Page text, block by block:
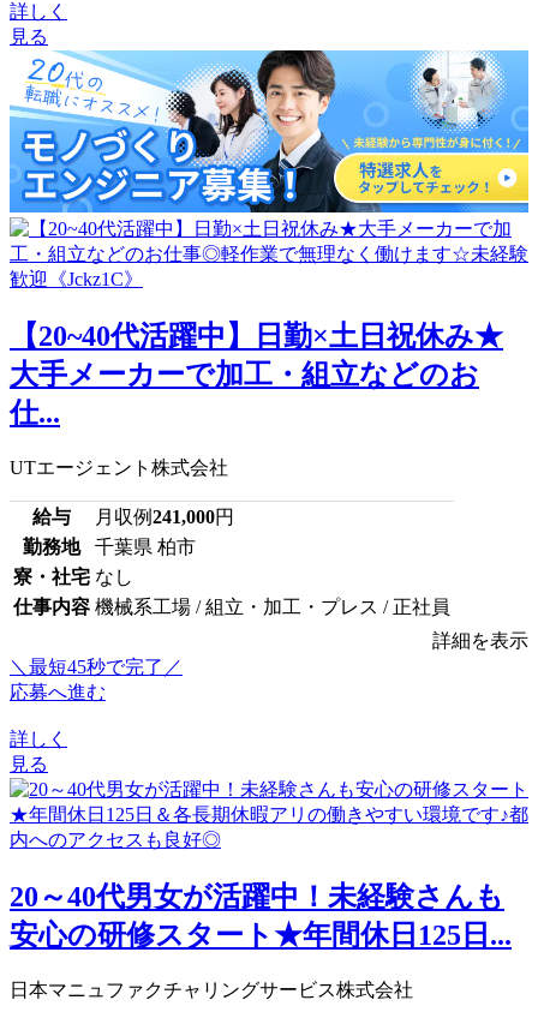
詳しく
見る
【20~40代活躍中】日勤×土日祝休み★
大手メーカーで加工・組立などのお
仕...
UTエージェント株式会社
給与 月収例241,000円
勤務地
千葉県 柏市
寮・社宅 なし
仕事内容 機械系工場 / 組立・加工・プレス / 正社員
詳細を表示
＼最短45秒で完了／
応募へ進む
詳しく
見る
20～40代男女が活躍中！未経験さんも
安心の研修スタート★年間休日125日...
日本マニュファクチャリングサービス株式会社